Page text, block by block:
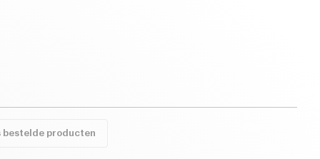
bestelde producten